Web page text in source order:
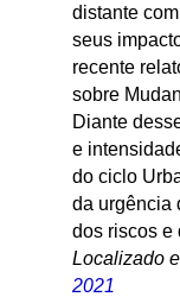
distante
seus
recente
sobre
Diante
e
do ciclo
da urgência
dos riscos e
Localizado
2021